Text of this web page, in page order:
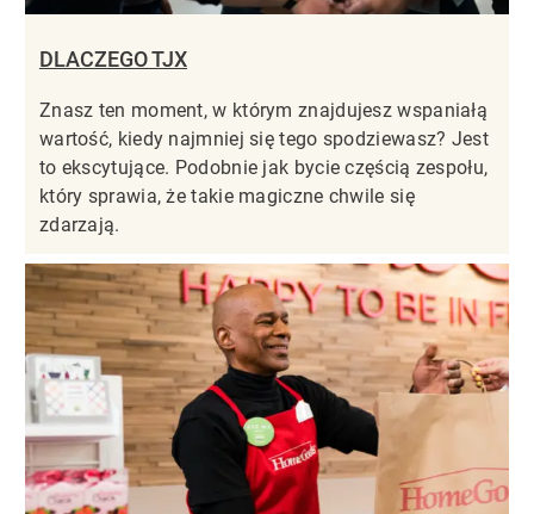
DLACZEGO TJX
Znasz ten moment, w którym znajdujesz wspaniałą
wartość, kiedy najmniej się tego spodziewasz? Jest
to ekscytujące. Podobnie jak bycie częścią zespołu,
który sprawia, że takie magiczne chwile się
zdarzają.